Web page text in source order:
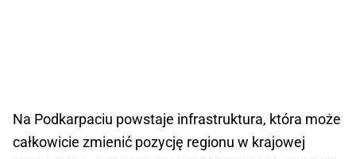
Na Podkarpaciu powstaje infrastruktura, która może
całkowicie zmienić pozycję regionu w krajowej